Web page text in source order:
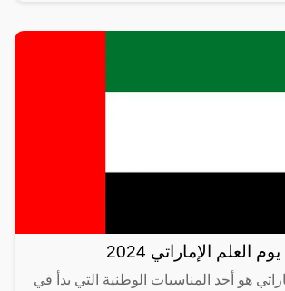
العلم الإماراتي 2024
هو أحد المناسبات الوطنية التي بدأ في